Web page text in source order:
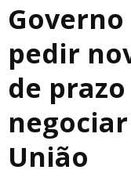
pedir
de prazo
União